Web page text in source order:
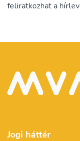
feliratkozhat a
Jogi háttér